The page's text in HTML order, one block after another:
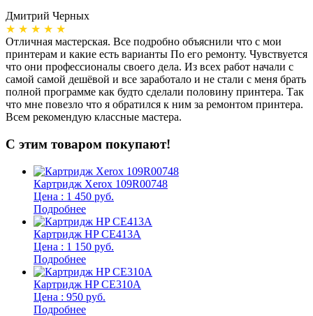
Дмитрий Черных
★ ★ ★ ★ ★
Отличная мастерская. Все подробно объяснили что с мои
принтерам и какие есть варианты По его ремонту. Чувствуется
что они профессионалы своего дела. Из всех работ начали с
самой самой дешёвой и все заработало и не стали с меня брать
полной программе как будто сделали половину принтера. Так
что мне повезло что я обратился к ним за ремонтом принтера.
Всем рекомендую классные мастера.
С этим товаром покупают!
Картридж Xerox 109R00748
Цена : 1 450 руб.
Подробнее
Картридж HP CE413A
Цена : 1 150 руб.
Подробнее
Картридж HP CE310A
Цена : 950 руб.
Подробнее